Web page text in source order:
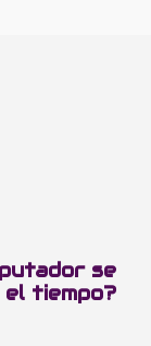
se
tiempo?